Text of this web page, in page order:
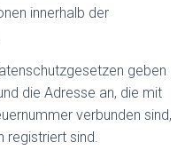
innerhalb der
geben
die Adresse an, die mit
verbunden sind,
registriert sind.